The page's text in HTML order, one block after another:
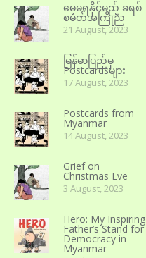
မေ့မရနိုင်မည့် ခရစ်
စမတ်အကြိုည
21 August, 2023
မြန်မာပြည်မှ
Postcardsများ
17 August, 2023
Postcards from
Myanmar
14 August, 2023
Grief on
Christmas Eve
3 August, 2023
Hero: My Inspiring
Father’s Stand for
Democracy in
Myanmar